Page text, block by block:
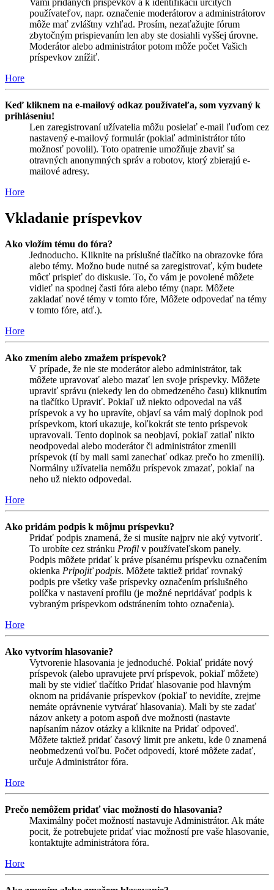
Vami pridaných príspevkov a k identifikácií určitých
používateľov, napr. označenie moderátorov a administrátorov
môže mať zvláštny vzhľad. Prosím, nezaťažujte fórum
zbytočným prispievaním len aby ste dosiahli vyššej úrovne.
Moderátor alebo administrátor potom môže počet Vašich
príspevkov znížiť.
Hore
Keď kliknem na e-mailový odkaz používateľa, som vyzvaný k
prihláseniu!
Len zaregistrovaní užívatelia môžu posielať e-mail ľuďom cez
nastavený e-mailový formulár (pokiaľ administrátor túto
možnosť povolil). Toto opatrenie umožňuje zbaviť sa
otravných anonymných správ a robotov, ktorý zbierajú e-
mailové adresy.
Hore
Vkladanie príspevkov
Ako vložím tému do fóra?
Jednoducho. Kliknite na príslušné tlačítko na obrazovke fóra
alebo témy. Možno bude nutné sa zaregistrovať, kým budete
môcť prispieť do diskusie. To, čo vám je povolené môžete
vidieť na spodnej časti fóra alebo témy (napr. Môžete
zakladať nové témy v tomto fóre, Môžete odpovedať na témy
v tomto fóre, atď.).
Hore
Ako zmením alebo zmažem príspevok?
V prípade, že nie ste moderátor alebo administrátor, tak
môžete upravovať alebo mazať len svoje príspevky. Môžete
upraviť správu (niekedy len do obmedzeného času) kliknutím
na tlačítko Upraviť. Pokiaľ už niekto odpovedal na váš
príspevok a vy ho upravíte, objaví sa vám malý doplnok pod
príspevkom, ktorí ukazuje, koľkokrát ste tento príspevok
upravovali. Tento doplnok sa neobjaví, pokiaľ zatiaľ nikto
neodpovedal alebo moderátor či administrátor zmenili
príspevok (tí by mali sami zanechať odkaz prečo ho zmenili).
Normálny užívatelia nemôžu príspevok zmazať, pokiaľ na
neho už niekto odpovedal.
Hore
Ako pridám podpis k môjmu príspevku?
Pridať podpis znamená, že si musíte najprv nie aký vytvoriť.
To urobíte cez stránku Profil v používateľskom panely.
Podpis môžete pridať k práve písanému príspevku označením
okienka Pripojiť podpis. Môžete taktiež pridať rovnaký
podpis pre všetky vaše príspevky označením príslušného
políčka v nastavení profilu (je možné nepridávať podpis k
vybraným príspevkom odstránením tohto označenia).
Hore
Ako vytvorím hlasovanie?
Vytvorenie hlasovania je jednoduché. Pokiaľ pridáte nový
príspevok (alebo upravujete prví príspevok, pokiaľ môžete)
mali by ste vidieť tlačítko Pridať hlasovanie pod hlavným
oknom na pridávanie príspevkov (pokiaľ to nevidíte, zrejme
nemáte oprávnenie vytvárať hlasovania). Mali by ste zadať
názov ankety a potom aspoň dve možnosti (nastavte
napísaním názov otázky a kliknite na Pridať odpoveď.
Môžete taktiež pridať časový limit pre anketu, kde 0 znamená
neobmedzenú voľbu. Počet odpovedí, ktoré môžete zadať,
určuje Administrátor fóra.
Hore
Prečo nemôžem pridať viac možností do hlasovania?
Maximálny počet možností nastavuje Administrátor. Ak máte
pocit, že potrebujete pridať viac možností pre vaše hlasovanie,
kontaktujte administrátora fóra.
Hore